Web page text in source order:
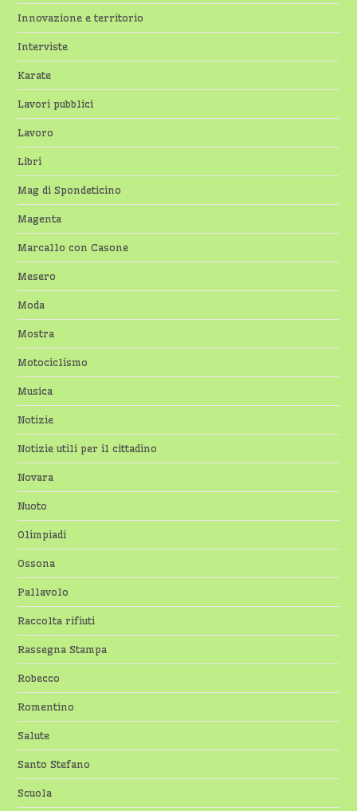
Innovazione e territorio
Interviste
Karate
Lavori pubblici
Lavoro
Libri
Mag di Spondeticino
Magenta
Marcallo con Casone
Mesero
Moda
Mostra
Motociclismo
Musica
Notizie
Notizie utili per il cittadino
Novara
Nuoto
Olimpiadi
Ossona
Pallavolo
Raccolta rifiuti
Rassegna Stampa
Robecco
Romentino
Salute
Santo Stefano
Scuola